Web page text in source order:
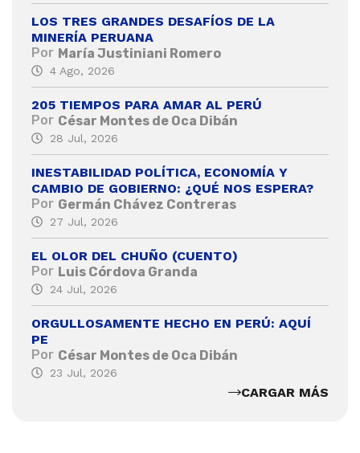
LOS TRES GRANDES DESAFÍOS DE LA
MINERÍA PERUANA
Por María Justiniani Romero
4 Ago, 2026
205 TIEMPOS PARA AMAR AL PERÚ
Por César Montes de Oca Dibán
28 Jul, 2026
INESTABILIDAD POLÍTICA, ECONOMÍA Y
CAMBIO DE GOBIERNO: ¿QUÉ NOS ESPERA?
Por Germán Chávez Contreras
27 Jul, 2026
EL OLOR DEL CHUÑO (CUENTO)
Por Luis Córdova Granda
24 Jul, 2026
ORGULLOSAMENTE HECHO EN PERÚ: AQUÍ
PE
Por César Montes de Oca Dibán
23 Jul, 2026
CARGAR MÁS